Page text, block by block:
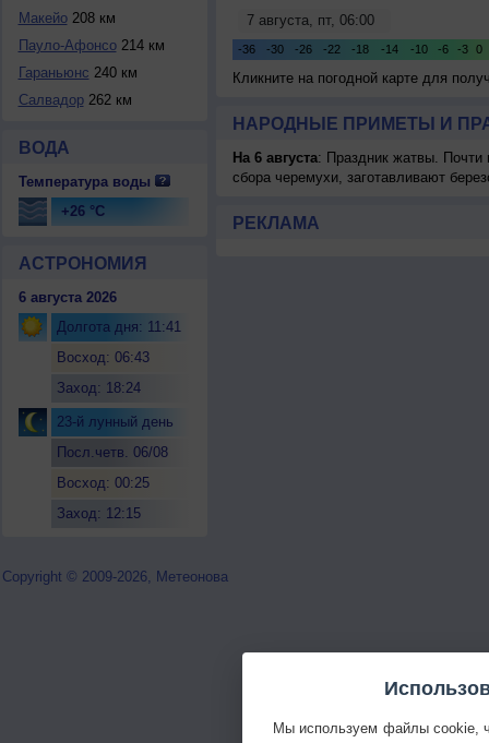
Макейо208 км
Пауло-Афонсо214 км
Гараньюнс 240 км
Салвадор262 км
ВОДА
Температура воды
+26 °C
АСТРОНОМИЯ
6 августа 2026
Долгота дня: 11:41
Восход: 06:43
Заход: 18:24
23-й лунный день
Посл.четв. 06/08
Восход: 00:25
Заход: 12:15
Кликните на погодной карте для
НАРОДНЫЕ ПРИМЕТЫ И
На 6 августа: Праздник жатвы. Почти
сбора черемухи, заготавливают
РЕКЛАМА
Copyright © 2009-2026, Метеонова
Мы используем файлы cookie,